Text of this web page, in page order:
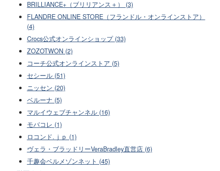
BRILLIANCE+（ブリリアンス＋） (3)
FLANDRE ONLINE STORE（フランドル・オンラインストア）
(4)
Crocs公式オンラインショップ (33)
ZOZOTWON (2)
コーチ公式オンラインストア (5)
セシール (51)
ニッセン (20)
ベルーナ (5)
マルイウェブチャンネル (16)
モバコレ (1)
ロコンド.ｊｐ (1)
ヴェラ・ブラッドリーVeraBradley直営店 (6)
千趣会ベルメゾンネット (45)